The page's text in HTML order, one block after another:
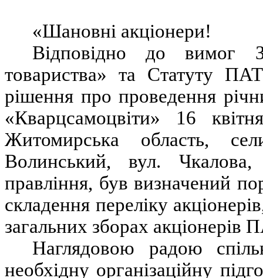
«Шановні акціонери!
Відповідно до вимог
товариства» та Статуту
рішення про проведення
«Кварцсамоцвіти» 16
Житомирська область,
Волинський, вул.
правління, був визначений
складення переліку
загальних зборах акціонерів
Наглядовою радою
необхідну організаційну